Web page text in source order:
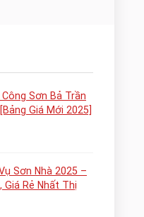
Công Sơn Bả Trần
Giá Mới 2025]
Sơn Nhà 2025 –
Giá Rẻ Nhất Thị